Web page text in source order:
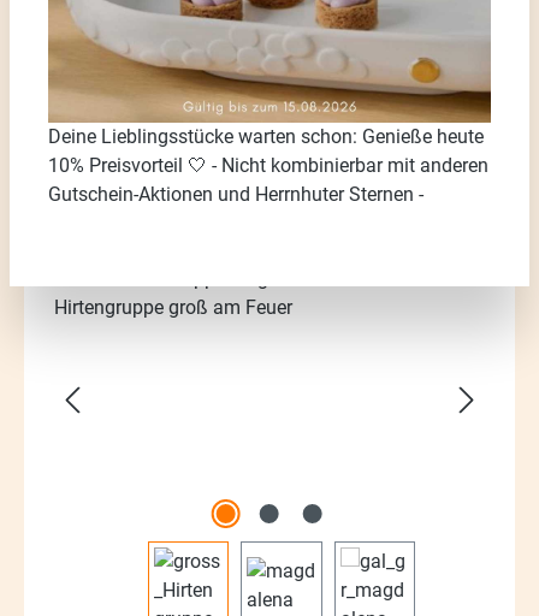
Deine Lieblingsstücke warten schon: Genieße heute
10% Preisvorteil 🤍 - Nicht kombinierbar mit anderen
Gutschein-Aktionen und Herrnhuter Sternen -